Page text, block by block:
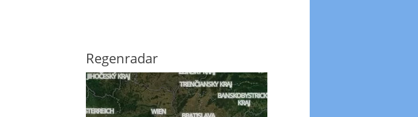
Regenradar